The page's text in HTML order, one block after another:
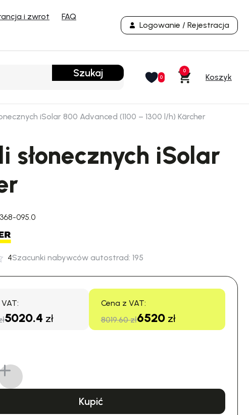
i zwrot
FAQ
Logowanie / Rejestracja
Szukaj 0
0
iSolar 800 Advanced (1100 – 1300 l/h) Kärcher
iSolar
095.0
4Szacunki nabywców autostrad: 195
5020.4 zł
Cena z VAT:
8019.60 zł6520zł
Kupić